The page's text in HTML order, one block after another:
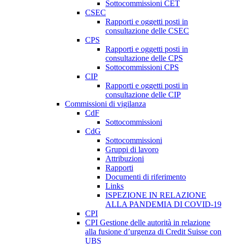
Sottocommissioni CET
CSEC
Rapporti e oggetti posti in
consultazione delle CSEC
CPS
Rapporti e oggetti posti in
consultazione delle CPS
Sottocommissioni CPS
CIP
Rapporti e oggetti posti in
consultazione delle CIP
Commissioni di vigilanza
CdF
Sottocommissioni
CdG
Sottocommissioni
Gruppi di lavoro
Attribuzioni
Rapporti
Documenti di riferimento
Links
ISPEZIONE IN RELAZIONE
ALLA PANDEMIA DI COVID-19
CPI
CPI Gestione delle autorità in relazione
alla fusione d’urgenza di Credit Suisse con
UBS